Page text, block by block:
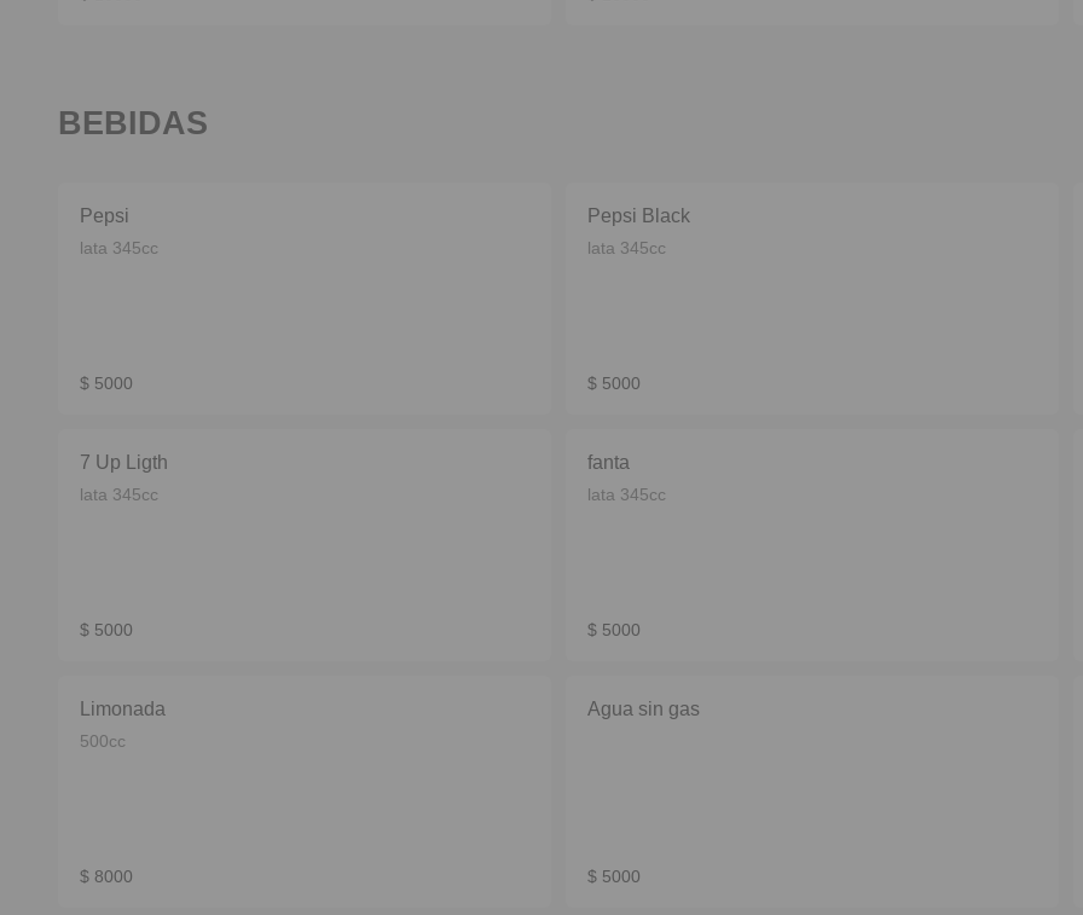
BEBIDAS
Pepsi
lata 345cc
$ 5000
Pepsi Black
lata 345cc
$ 5000
7 Up Ligth
lata 345cc
$ 5000
fanta
lata 345cc
$ 5000
Limonada
500cc
$ 8000
Agua sin gas
$ 5000